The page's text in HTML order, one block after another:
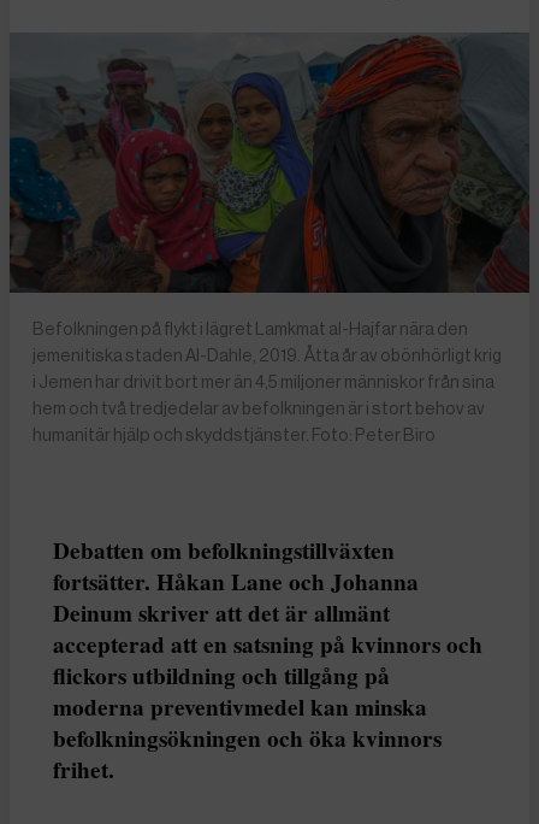
Befolkningen på flykt i lägret Lamkmat al-Hajfar nära den
jemenitiska staden Al-Dahle, 2019. Åtta år av obönhörligt krig
i Jemen har drivit bort mer än 4,5 miljoner människor från sina
hem och två tredjedelar av befolkningen är i stort behov av
humanitär hjälp och skyddstjänster. Foto: Peter Biro
Debatten om befolkningstillväxten
fortsätter. Håkan Lane och Johanna
Deinum skriver att det är allmänt
accepterad att en satsning på kvinnors och
flickors utbildning och tillgång på
moderna preventivmedel kan minska
befolkningsökningen och öka kvinnors
frihet.